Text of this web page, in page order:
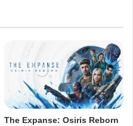
The Expanse: Osiris Reborn